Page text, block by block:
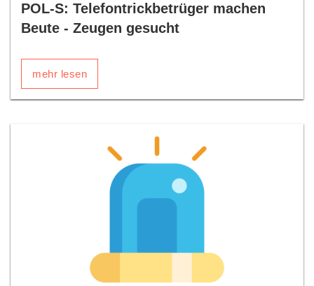
POL-S: Telefontrickbetrüger machen
Beute - Zeugen gesucht
mehr lesen